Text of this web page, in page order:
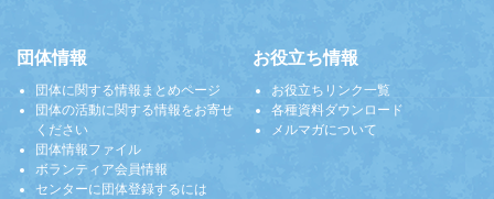
団体情報
団体に関する情報まとめページ
団体の活動に関する情報をお寄せ
ください
団体情報ファイル
ボランティア会員情報
センターに団体登録するには
お役立ち情報
お役立ちリンク一覧
各種資料ダウンロード
メルマガについて